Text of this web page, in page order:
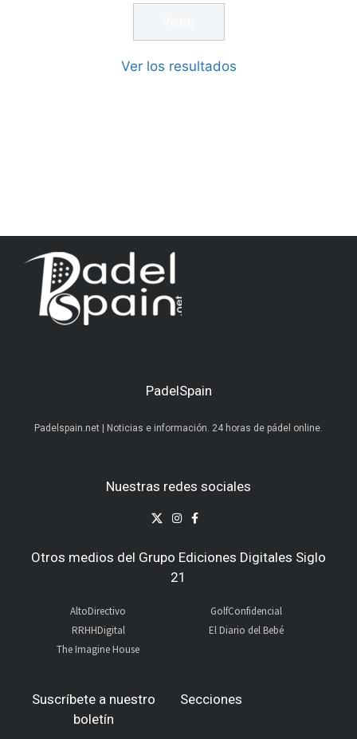
Ver los resultados
PadelSpain
Padelspain.net | Noticias e información. 24 horas de pádel online.
Nuestras redes sociales
Otros medios del Grupo Ediciones Digitales Siglo
21
AltoDirectivo
RRHHDigital
The Imagine House
GolfConfidencial
El Diario del Bebé
Suscríbete a nuestro
boletín
Secciones